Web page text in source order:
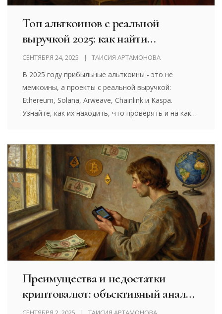
Топ альткоинов с реальной
выручкой 2025: как найти
прибыльные токены вместо
мемкоинов
СЕНТЯБРЯ 24, 2025 ТАИСИЯ АРТАМОНОВА
В 2025 году прибыльные альткоины - это не
мемкоины, а проекты с реальной выручкой:
Ethereum, Solana, Arweave, Chainlink и Kaspa.
Узнайте, как их находить, что проверять и на какие
Преимущества и недостатки
криптовалют: объективный анализ
2025 года